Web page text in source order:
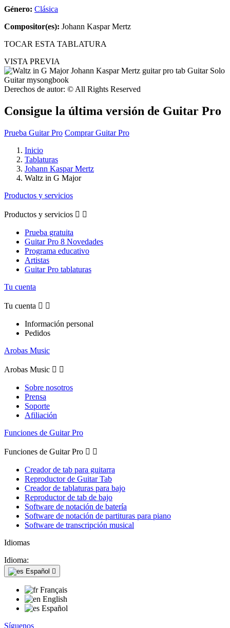
Género: Clásica
Compositor(es): Johann Kaspar Mertz
TOCAR ESTA TABLATURA
VISTA PREVIA
Derechos de autor: © All Rights Reserved
Consigue la última versión de Guitar Pro
Prueba Guitar Pro Comprar Guitar Pro
Inicio
Tablaturas
Johann Kaspar Mertz
Waltz in G Major
Productos y servicios
Productos y servicios  
Prueba gratuita
Guitar Pro 8 Novedades
Programa educativo
Artistas
Guitar Pro tablaturas
Tu cuenta
Tu cuenta  
Información personal
Pedidos
Arobas Music
Arobas Music  
Sobre nosotros
Prensa
Soporte
Afiliación
Funciones de Guitar Pro
Funciones de Guitar Pro  
Creador de tab para guitarra
Reproductor de Guitar Tab
Creador de tablaturas para bajo
Reproductor de tab de bajo
Software de notación de batería
Software de notación de partituras para piano
Software de transcripción musical
Idiomas
Idioma:
Español 
Français
English
Español
Síguenos